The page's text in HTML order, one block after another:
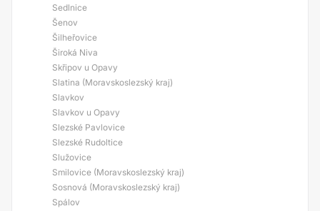
Sedlnice
Šenov
Šilheřovice
Široká Niva
Skřipov u Opavy
Slatina (Moravskoslezský kraj)
Slavkov
Slavkov u Opavy
Slezské Pavlovice
Slezské Rudoltice
Služovice
Smilovice (Moravskoslezský kraj)
Sosnová (Moravskoslezský kraj)
Spálov